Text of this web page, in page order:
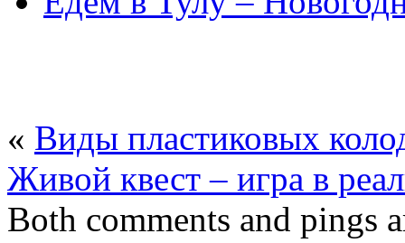
« Виды пластиковых
Живой квест – игра в
Both comments and pings